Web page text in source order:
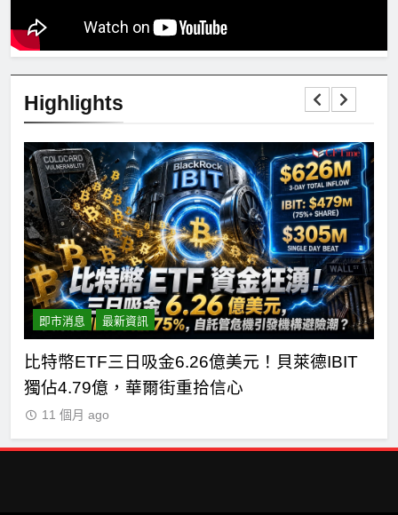
Highlights
即市消息 最新資訊
比特幣ETF三日吸金6.26億美元！貝萊德IBIT
獨佔4.79億，華爾街重拾信心
11 個月 ago